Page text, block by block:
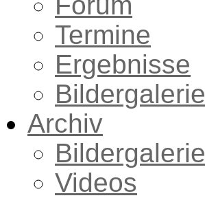
Termine
Ergebnisse
Bildergalerie
Archiv
Bildergalerie
Videos